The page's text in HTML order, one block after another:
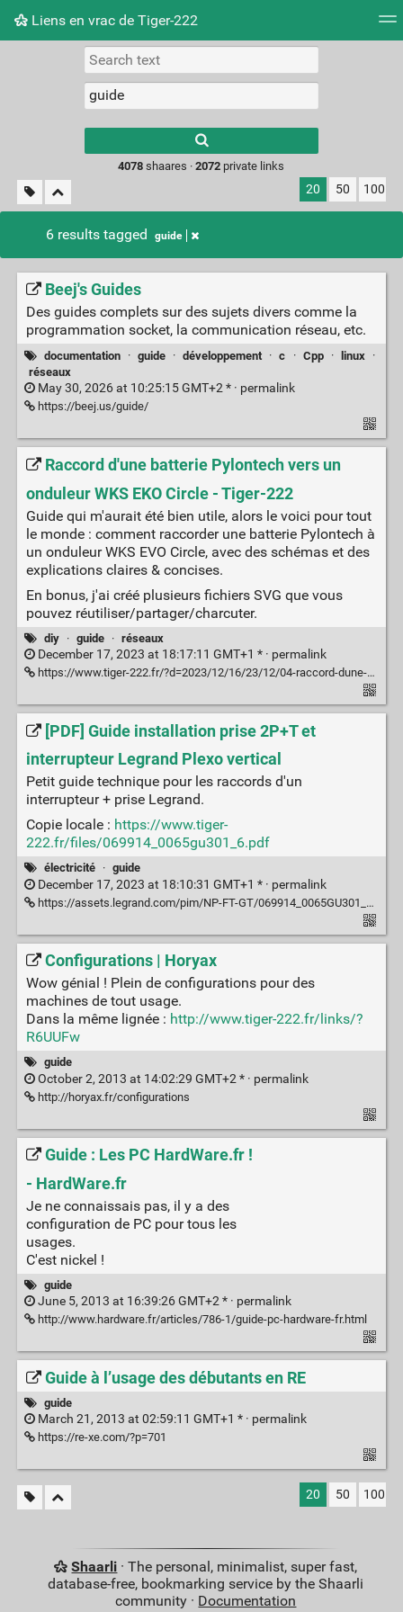
Liens en vrac de Tiger-222
Picture wall
results.
4078 shaares ·2072 private links
20 50 100
6 results tagged guide
Beej's Guides
Des guides complets sur des sujets divers comme la
programmation socket, la communication réseau, etc.
documentation · guide · développement · c · Cpp · linux
·
réseaux
May 30, 2026 at 10:25:15 GMT+2 * · permalink
https://beej.us/guide/
Raccord d'une batterie Pylontech vers un
onduleur WKS EKO Circle - Tiger-222
Guide qui m'aurait été bien utile, alors le voici pour tout
le monde : comment raccorder une batterie Pylontech à
un onduleur WKS EVO Circle, avec des schémas et des
explications claires & concises.
En bonus, j'ai créé plusieurs fichiers SVG que vous
pouvez réutiliser/partager/charcuter.
diy · guide · réseaux
December 17, 2023 at 18:17:11 GMT+1 * · permalink
https://www.tiger-222.fr/?d=2023/12/16/23/12/04-raccord-dune-batterie-pylontech-vers-un-onduleur-wks-eko-circle
[PDF] Guide installation prise 2P+T et
interrupteur Legrand Plexo vertical
Petit guide technique pour les raccords d'un
interrupteur + prise Legrand.
Copie locale : https://www.tiger-
222.fr/files/069914_0065gu301_6.pdf
électricité · guide
December 17, 2023 at 18:10:31 GMT+1 * · permalink
https://assets.legrand.com/pim/NP-FT-GT/069914_0065GU301_6.pdf
Configurations | Horyax
Wow génial ! Plein de configurations pour des
machines de tout usage.
Dans la même lignée : http://www.tiger-222.fr/links/?
R6UUFw
guide
October 2, 2013 at 14:02:29 GMT+2 * · permalink
http://horyax.fr/configurations
Guide : Les PC HardWare.fr !
- HardWare.fr
Je ne connaissais pas, il y a des
configuration de PC pour tous les
usages.
C'est nickel !
guide
June 5, 2013 at 16:39:26 GMT+2 * · permalink
http://www.hardware.fr/articles/786-1/guide-pc-hardware-fr.html
Guide à l’usage des débutants en RE
guide
March 21, 2013 at 02:59:11 GMT+1 * · permalink
https://re-xe.com/?p=701
20 50 100
Shaarli · The personal, minimalist, super fast,
database-free, bookmarking service by the Shaarli
community · Documentation